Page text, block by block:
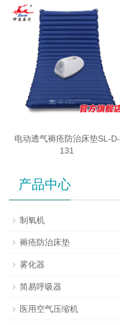
电动透气褥疮防治床垫SL-D-
131
产品中心
制氧机
褥疮防治床垫
雾化器
简易呼吸器
医用空气压缩机